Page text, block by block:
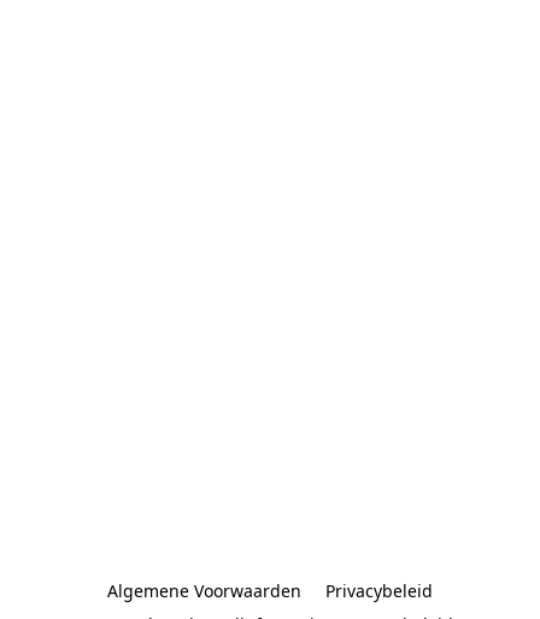
Algemene Voorwaarden
Privacybeleid